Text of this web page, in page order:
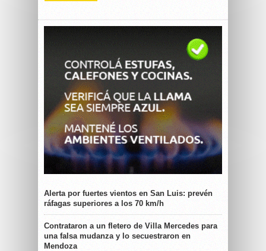
Alerta por fuertes vientos en San Luis: prevén
ráfagas superiores a los 70 km/h
Contrataron a un fletero de Villa Mercedes para
una falsa mudanza y lo secuestraron en
Mendoza